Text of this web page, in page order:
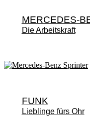
MERCEDES-
Die Arbeitskraft
FUNK
Lieblinge fürs Ohr